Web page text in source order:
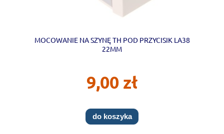
MOCOWANIE NA SZYNĘ TH POD PRZYCISIK LA38
22MM
9,00 zł
do koszyka